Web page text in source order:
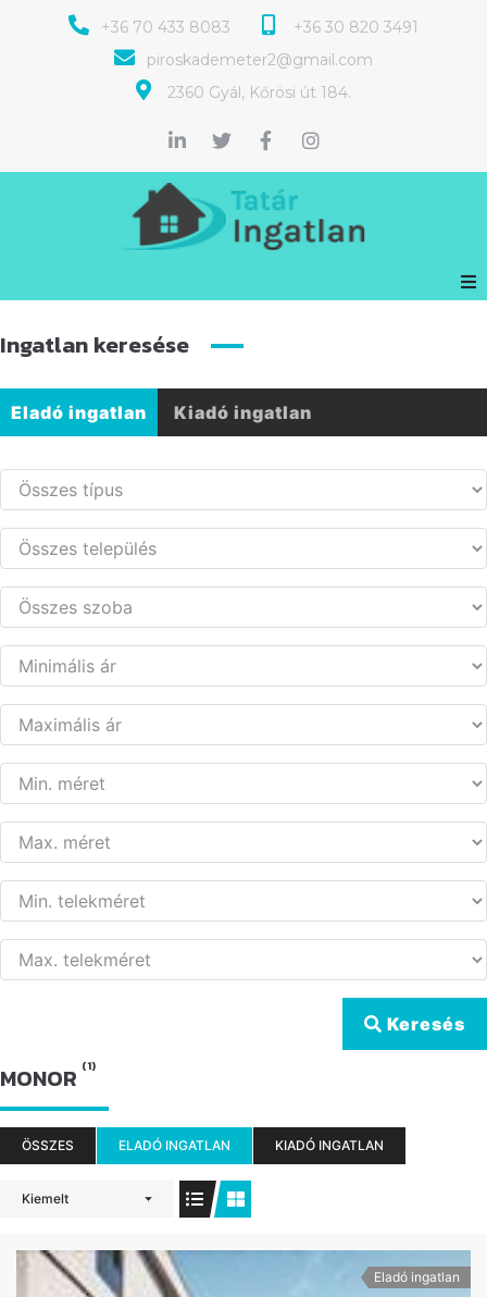
+36 70 433 8083
+36 30 820 3491
piroskademeter2@gmail.com
2360 Gyál, Kőrösi út 184.
Ingatlan keresése
Eladó ingatlan Kiadó ingatlan
Keresés
MONOR (1)
ÖSSZES ELADÓ INGATLAN KIADÓ INGATLAN
Kiemelt
Eladó ingatlan